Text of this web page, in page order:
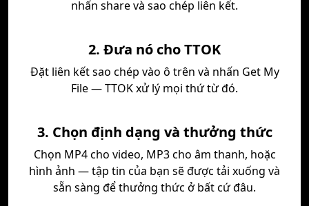
nhấn share và sao chép liên kết.
2. Đưa nó cho TTOK
Đặt liên kết sao chép vào ô trên và nhấn Get My
File — TTOK xử lý mọi thứ từ đó.
3. Chọn định dạng và thưởng thức
Chọn MP4 cho video, MP3 cho âm thanh, hoặc
hình ảnh — tập tin của bạn sẽ được tải xuống và
sẵn sàng để thưởng thức ở bất cứ đâu.